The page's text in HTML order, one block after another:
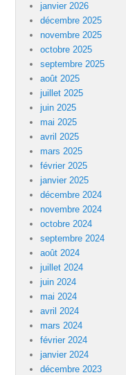
janvier 2026
décembre 2025
novembre 2025
octobre 2025
septembre 2025
août 2025
juillet 2025
juin 2025
mai 2025
avril 2025
mars 2025
février 2025
janvier 2025
décembre 2024
novembre 2024
octobre 2024
septembre 2024
août 2024
juillet 2024
juin 2024
mai 2024
avril 2024
mars 2024
février 2024
janvier 2024
décembre 2023